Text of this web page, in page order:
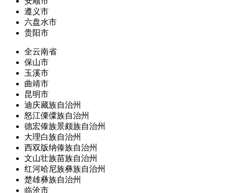
遵义市
六盘水市
贵阳市
全云南省
保山市
玉溪市
曲靖市
昆明市
迪庆藏族自治州
怒江傈僳族自治州
德宏傣族景颇族自治州
大理白族自治州
西双版纳傣族自治州
文山壮族苗族自治州
红河哈尼族彝族自治州
楚雄彝族自治州
临沧市